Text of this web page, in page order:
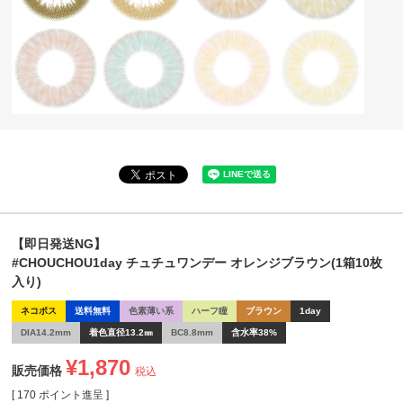
【即日発送NG】
#CHOUCHOU1day チュチュワンデー オレンジブラウン(1箱10枚
入り)
ネコポス 送料無料 色素薄い系 ハーフ瞳 ブラウン 1day
DIA14.2mm 着色直径13.2㎜ BC8.8mm 含水率38%
販売価格 ¥1,870 税込
[ 170 ポイント進呈 ]